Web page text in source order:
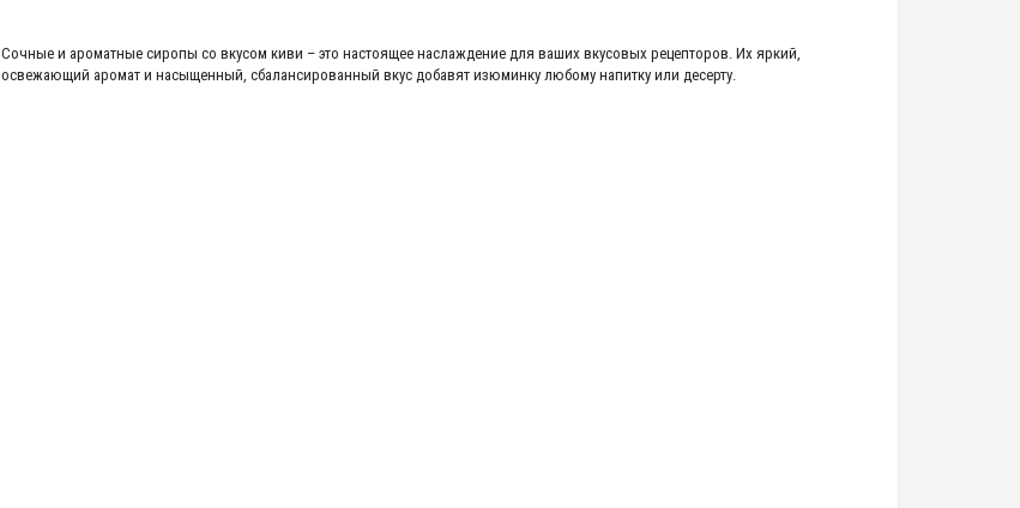
Сочные и ароматные сиропы со вкусом киви – это настоящее наслаждение для ваших вкусовых рецепторов. Их яркий,
освежающий аромат и насыщенный, сбалансированный вкус добавят изюминку любому напитку или десерту.